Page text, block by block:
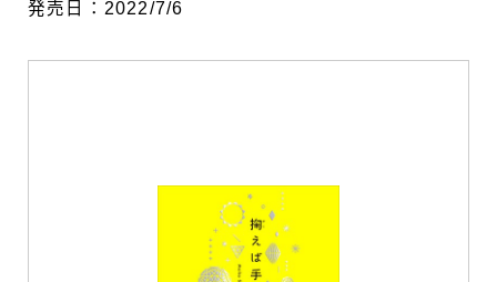
発売日：2022/7/6